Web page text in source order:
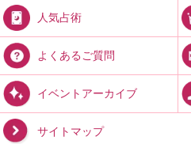
人気占術
よくあるご質問
イベントアーカイブ
サイトマップ